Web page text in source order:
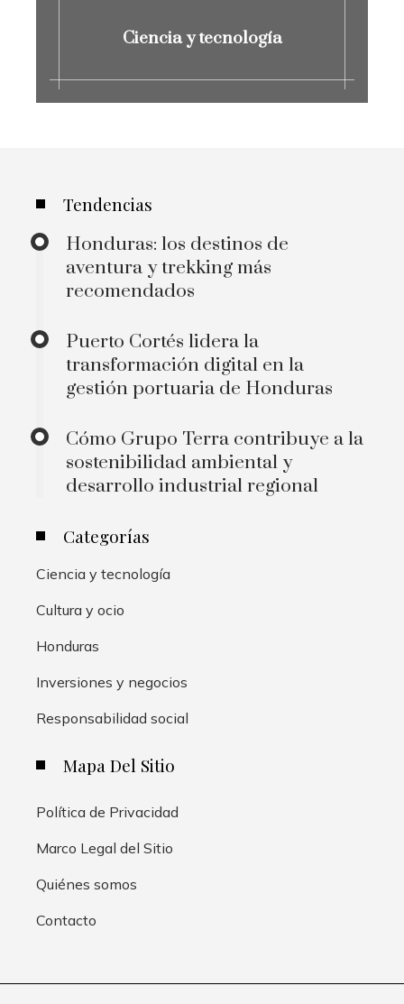
Ciencia y tecnología
Tendencias
Honduras: los destinos de
aventura y trekking más
recomendados
Puerto Cortés lidera la
transformación digital en la
gestión portuaria de Honduras
Cómo Grupo Terra contribuye a la
sostenibilidad ambiental y
desarrollo industrial regional
Categorías
Ciencia y tecnología
Cultura y ocio
Honduras
Inversiones y negocios
Responsabilidad social
Mapa Del Sitio
Política de Privacidad
Marco Legal del Sitio
Quiénes somos
Contacto